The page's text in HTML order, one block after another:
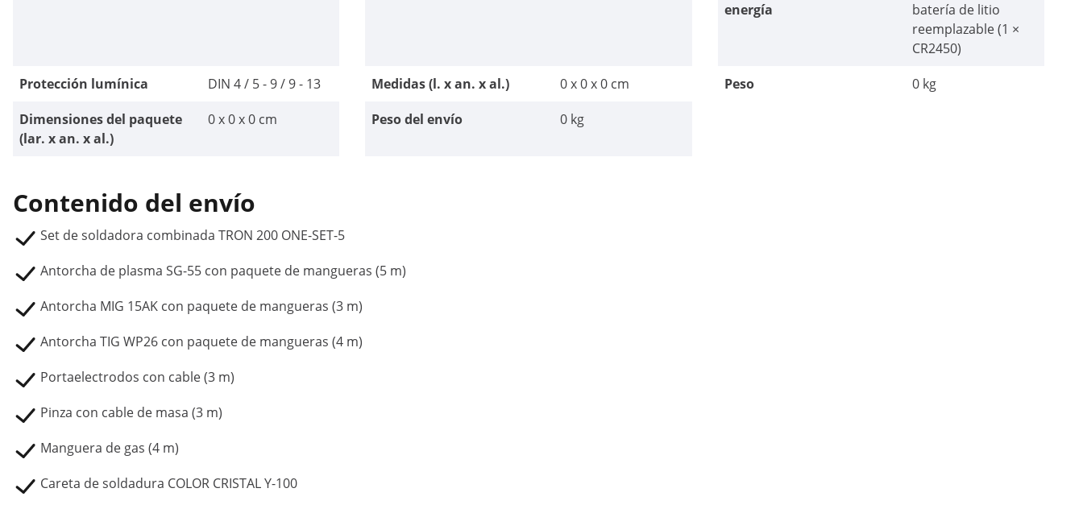
energía
batería de litio
reemplazable (1 ×
CR2450)
Protección lumínica
DIN 4 / 5 - 9 / 9 - 13 Medidas (l. x an. x al.) 0 x 0 x 0 cm Peso
0 kg
Dimensiones del paquete
(lar. x an. x al.)
0 x 0 x 0 cm Peso del envío 0 kg
Contenido del envío
Set de soldadora combinada TRON 200 ONE-SET-5
Antorcha de plasma SG-55 con paquete de mangueras (5 m)
Antorcha MIG 15AK con paquete de mangueras (3 m)
Antorcha TIG WP26 con paquete de mangueras (4 m)
Portaelectrodos con cable (3 m)
Pinza con cable de masa (3 m)
Manguera de gas (4 m)
Careta de soldadura COLOR CRISTAL Y-100